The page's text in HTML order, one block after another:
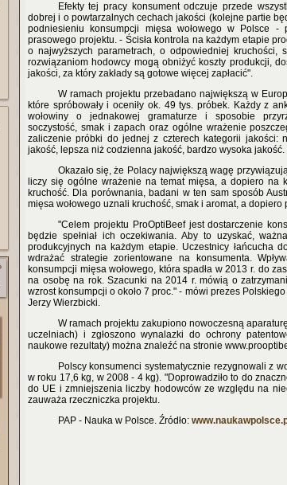
Efekty tej pracy konsument odczuje przede
dobrej i o powtarzalnych cechach jakości (kolejne partie
podniesieniu konsumpcji mięsa wołowego w Polsce -
prasowego projektu. - Ścisła kontrola na każdym etapie
o najwyższych parametrach, o odpowiedniej kruchości,
rozwiązaniom hodowcy mogą obniżyć koszty produkcji,
jakości, za który zakłady są gotowe więcej zapłacić".
W ramach projektu przebadano największą w
które spróbowały i oceniły ok. 49 tys. próbek. Każdy z
wołowiny o jednakowej gramaturze i sposobie
soczystość, smak i zapach oraz ogólne wrażenie
zaliczenie próbki do jednej z czterech kategorii jakości:
jakość, lepsza niż codzienna jakość, bardzo wysoka jakość.
Okazało się, że Polacy największą wagę
liczy się ogólne wrażenie na temat mięsa, a dopiero na
kruchość. Dla porównania, badani w ten sam sposób
mięsa wołowego uznali kruchość, smak i aromat, a
"Celem projektu ProOptiBeef jest dostarczenie
będzie spełniał ich oczekiwania. Aby to uzyskać,
produkcyjnych na każdym etapie. Uczestnicy łańcucha
wdrażać strategie zorientowane na konsumenta.
konsumpcji mięsa wołowego, która spadła w 2013 r. do
na osobę na rok. Szacunki na 2014 r. mówią o
wzrost konsumpcji o około 7 proc." - mówi prezes
Jerzy Wierzbicki.
W ramach projektu zakupiono nowoczesną
uczelniach) i zgłoszono wynalazki do ochrony
naukowe rezultaty) można znaleźć na stronie
Polscy konsumenci systematycznie rezygnowali z
w roku 17,6 kg, w 2008 - 4 kg). "Doprowadziło to do
do UE i zmniejszenia liczby hodowców ze względu na
zauważa rzeczniczka projektu.
PAP - Nauka w Polsce. Źródło: